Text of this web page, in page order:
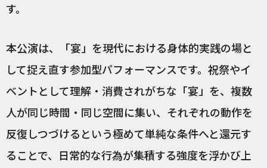
す。
本公演は、「宴」を現代における身体的実践の場と
して捉え直す参加型パフォーマンスです。祝祭やイ
ベントとして理解・消費されがちな「宴」を、複数
人が同じ時間・同じ空間に集い、それぞれの動作を
反復しつづけるという極めて単純な条件へと還元す
ることで、日常的な行為が集積する強度を浮かび上